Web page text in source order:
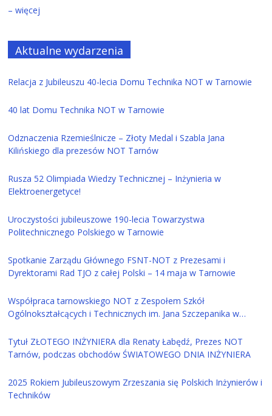
– więcej
Aktualne wydarzenia
Relacja z Jubileuszu 40-lecia Domu Technika NOT w Tarnowie
40 lat Domu Technika NOT w Tarnowie
Odznaczenia Rzemieślnicze – Złoty Medal i Szabla Jana
Kilińskiego dla prezesów NOT Tarnów
Rusza 52 Olimpiada Wiedzy Technicznej – Inżynieria w
Elektroenergetyce!
Uroczystości jubileuszowe 190-lecia Towarzystwa
Politechnicznego Polskiego w Tarnowie
Spotkanie Zarządu Głównego FSNT-NOT z Prezesami i
Dyrektorami Rad TJO z całej Polski – 14 maja w Tarnowie
Współpraca tarnowskiego NOT z Zespołem Szkół
Ogólnokształcących i Technicznych im. Jana Szczepanika w
Tytuł ZŁOTEGO INŻYNIERA dla Renaty Łabędź, Prezes NOT
Tarnów, podczas obchodów ŚWIATOWEGO DNIA INŻYNIERA
2025 Rokiem Jubileuszowym Zrzeszania się Polskich Inżynierów i
Techników